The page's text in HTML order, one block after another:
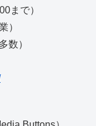
まで）
）
数）